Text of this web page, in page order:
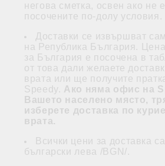
негова сметка, освен ако не
посочените по-долу условия.
Доставки се извършват
на Република България.
за България е посочена в
от това дали желаете
врата или ще получите
Speedy. Ако няма офис на
Вашето населено място,
изберете доставка по
врата.
Всички цени за доставка
български лева /BGN/.